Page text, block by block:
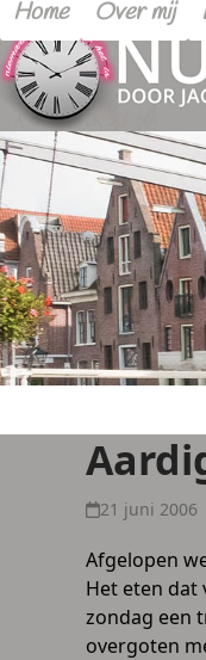
Home Over mij
21 juni 2006
Afgelopen
Het eten dat
zondag een
overgoten